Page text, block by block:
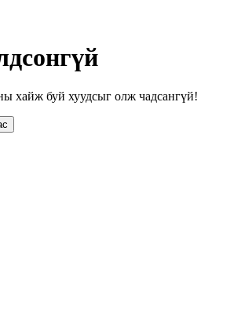
хайж буй хуудсыг олж чадсангүй!